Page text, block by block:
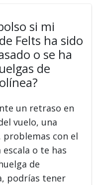
si mi
Felts ha sido
o se ha
de
un retraso en
vuelo, una
problemas con el
o te has
de
podrías tener